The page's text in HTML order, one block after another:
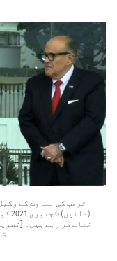
ٹرمپ کی بغاوت کے
خطاب کر رہے ہیں۔